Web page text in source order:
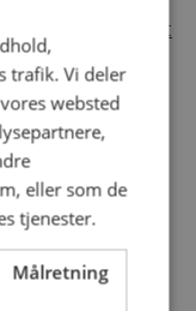
Øst
reserved
trafik. Vi deler
websted
eller som de
tjenester.
Målretning